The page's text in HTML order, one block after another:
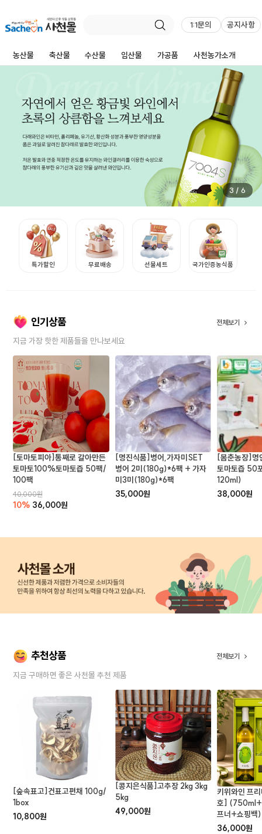
1:1문의 공지사항
농산물 축산물 수산물 임산물 가공품 사천농가소개
3 /6
특가할인 무료배송 선물세트 국가인증농식품
인기상품 전체보기
지금 가장 핫한 제품들을 만나보세요
[토마토피아]통째로 갈아만든
토마토100%토마토즙 50팩/
100팩
40,000원
10% 36,000원
[명진식품]병어,가자미SET
병어 2미(180g)*6팩 + 가자
미3미(180g)*6팩
35,000원
[봄춘농장]명
토마토즙 50
120ml)
38,000원
추천상품 전체보기
지금 구매하면 좋은 사천몰 추천 제품
[숲속표고]건표고편채 100g/
1box
10,800원
[콩지은식품]고추장 2kg 3kg
5kg
49,000원
키위와인 프
호] (750ml+
프너+쇼핑백)
36,000원